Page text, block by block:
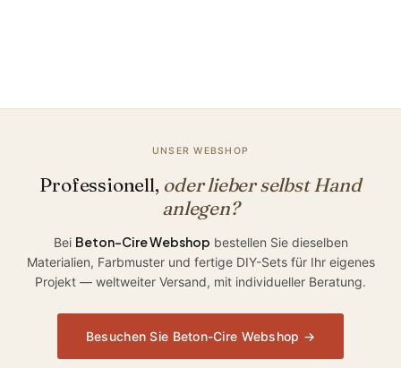
UNSER WEBSHOP
Professionell, oder lieber selbst Hand
anlegen?
Bei Beton-Cire Webshop bestellen Sie dieselben
Materialien, Farbmuster und fertige DIY-Sets für Ihr eigenes
Projekt — weltweiter Versand, mit individueller Beratung.
Besuchen Sie Beton-Cire Webshop →